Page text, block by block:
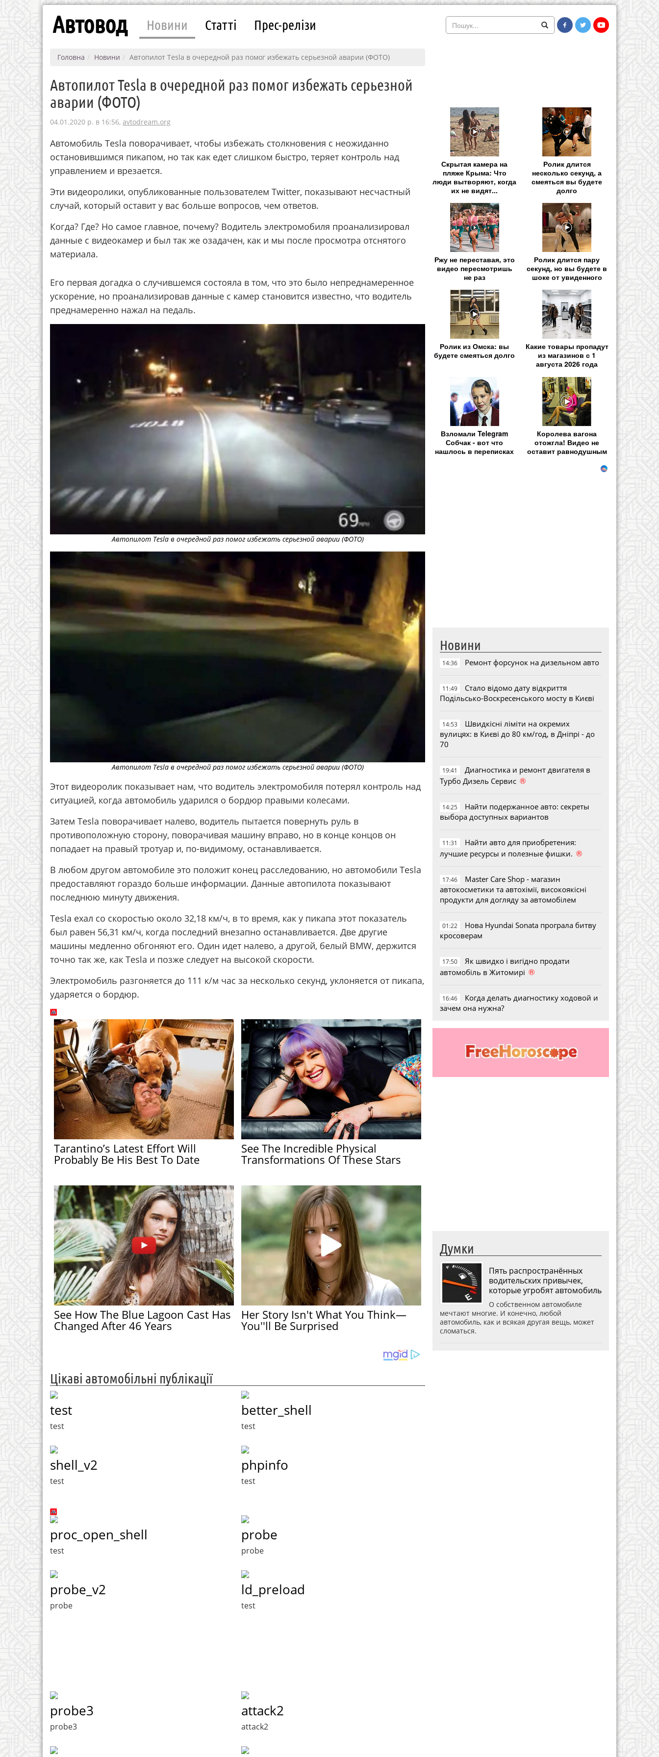
Автовод Новини Статті Прес-релізи
Головна Новини Автопилот Tesla в очередной раз помог избежать серьезной аварии (ФОТО)
Автопилот Tesla в очередной раз помог избежать серьезной
аварии (ФОТО)
04.01.2020 р. в 16:56, avtodream.org
Автомобиль Tesla поворачивает, чтобы избежать столкновения с неожиданно
остановившимся пикапом, но так как едет слишком быстро, теряет контроль над
управлением и врезается.
Эти видеоролики, опубликованные пользователем Twitter, показывают несчастный
случай, который оставит у вас больше вопросов, чем ответов.
Когда? Где? Но самое главное, почему? Водитель электромобиля проанализировал
данные с видеокамер и был так же озадачен, как и мы после просмотра отснятого
материала.
Его первая догадка о случившемся состояла в том, что это было непреднамеренное
ускорение, но проанализировав данные с камер становится известно, что водитель
преднамеренно нажал на педаль.
Автопилот Tesla в очередной раз помог избежать серьезной аварии (ФОТО)
Автопилот Tesla в очередной раз помог избежать серьезной аварии (ФОТО)
Этот видеоролик показывает нам, что водитель электромобиля потерял контроль над
ситуацией, когда автомобиль ударился о бордюр правыми колесами.
Затем Tesla поворачивает налево, водитель пытается повернуть руль в
противоположную сторону, поворачивая машину вправо, но в конце концов он
попадает на правый тротуар и, по-видимому, останавливается.
В любом другом автомобиле это положит конец расследованию, но автомобили Tesla
предоставляют гораздо больше информации. Данные автопилота показывают
последнюю минуту движения.
Tesla ехал со скоростью около 32,18 км/ч, в то время, как у пикапа этот показатель
был равен 56,31 км/ч, когда последний внезапно останавливается. Две другие
машины медленно обгоняют его. Один идет налево, а другой, белый BMW, держится
точно так же, как Tesla и позже следует на высокой скорости.
Электромобиль разгоняется до 111 к/м час за несколько секунд, уклоняется от пикапа,
ударяется о бордюр.
Tarantino’s Latest Effort Will
Probably Be His Best To Date
See The Incredible Physical
Transformations Of These Stars
See How The Blue Lagoon Cast Has
Changed After 46 Years
Her Story Isn't What You Think—
You''ll Be Surprised
Цікаві автомобільні публікації
test
test
better_shell
test
shell_v2
test
phpinfo
test
proc_open_shell
test
probe
probe
probe_v2
probe
ld_preload
test
probe3
probe3
attack2
attack2
Скрытая камера на
пляже Крыма: Что
люди вытворяют, когда
их не видят...
Ролик длится
несколько секунд, а
смеяться вы будете
долго
Ржу не переставая, это
видео пересмотришь
не раз
Ролик длится пару
секунд, но вы будете в
шоке от увиденного
Ролик из Омска: вы
будете смеяться долго
Какие товары пропадут
из магазинов с 1
августа 2026 года
Взломали Telegram
Собчак - вот что
нашлось в переписках
Королева вагона
отожгла! Видео не
оставит равнодушным
Новини
14:36 Ремонт форсунок на дизельном авто
11:49
Стало відомо дату відкриття
Подільсько-Воскресенського мосту в Києві
14:53
Швидкісні ліміти на окремих
вулицях: в Києві до 80 км/год, в Дніпрі - до
70
19:41
Диагностика и ремонт двигателя в
Турбо Дизель Сервис ®
14:25
Найти подержанное авто: секреты
выбора доступных вариантов
11:31
Найти авто для приобретения:
лучшие ресурсы и полезные фишки. ®
17:46
Master Care Shop - магазин
автокосметики та автохімії, високоякісні
продукти для догляду за автомобілем
01:22
Нова Hyundai Sonata програла битву
кросоверам
17:50
Як швидко і вигідно продати
автомобіль в Житомирі ®
16:46
Когда делать диагностику ходовой и
зачем она нужна?
Думки
Пять распространённых
водительских привычек,
которые угробят автомобиль
О собственном автомобиле
мечтают многие. И конечно, любой
автомобиль, как и всякая другая вещь, может
сломаться.